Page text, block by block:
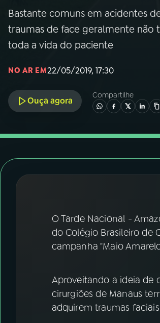
07ÚLTIMAS
Bastante comuns em acidentes
traumas de face geralmente não
toda a vida do paciente
NO AR EM22/05/2019, 17:30
Ouça agora
Compartilhe
O Tarde Nacional -
do Colégio Brasileiro de
campanha "Maio
Aproveitando a ideia de
cirurgiões de Manaus
adquirem traumas